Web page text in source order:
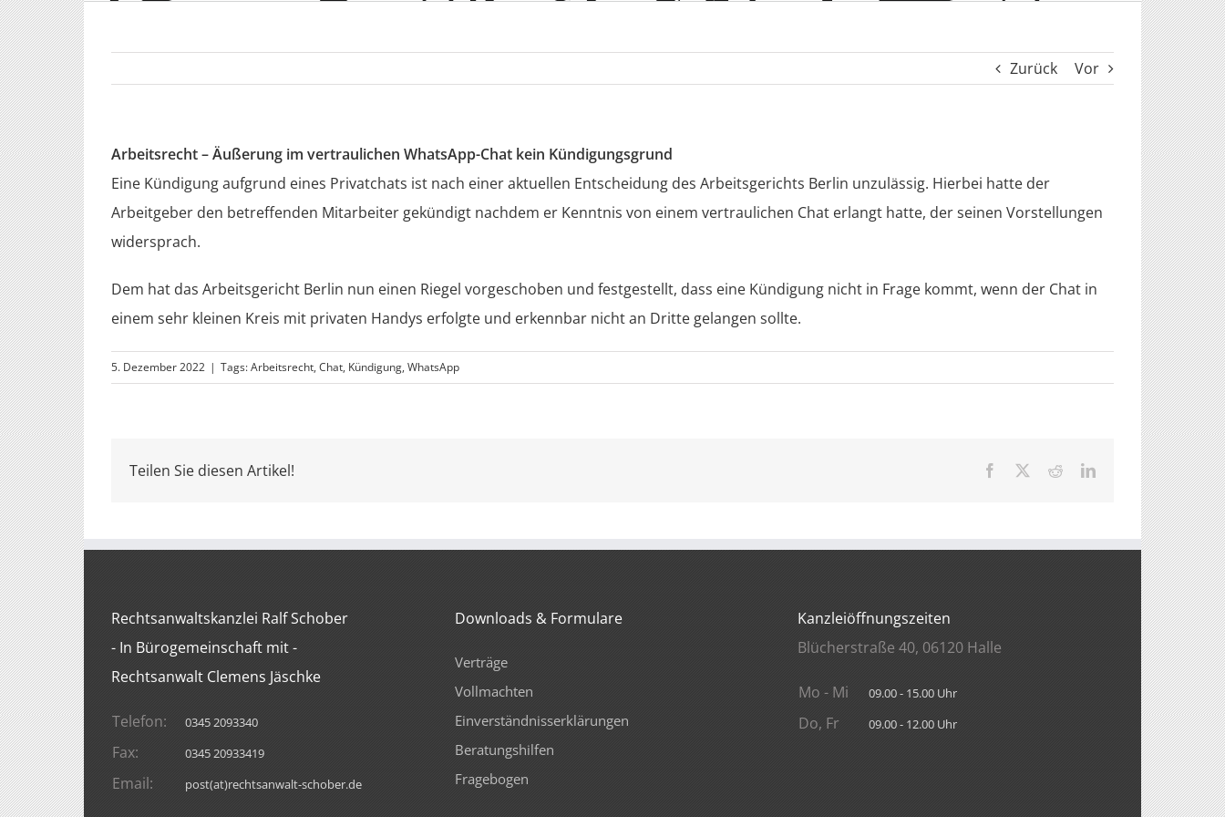
Zurück Vor
Arbeitsrecht – Äußerung im vertraulichen WhatsApp-Chat kein Kündigungsgrund
Eine Kündigung aufgrund eines Privatchats ist nach einer aktuellen Entscheidung des Arbeitsgerichts Berlin unzulässig. Hierbei hatte der
Arbeitgeber den betreffenden Mitarbeiter gekündigt nachdem er Kenntnis von einem vertraulichen Chat erlangt hatte, der seinen Vorstellungen
widersprach.
Dem hat das Arbeitsgericht Berlin nun einen Riegel vorgeschoben und festgestellt, dass eine Kündigung nicht in Frage kommt, wenn der Chat in
einem sehr kleinen Kreis mit privaten Handys erfolgte und erkennbar nicht an Dritte gelangen sollte.
5. Dezember 2022 | Tags:Arbeitsrecht, Chat, Kündigung, WhatsApp
Teilen Sie diesen Artikel! Facebook RedditLinkedIn
Rechtsanwaltskanzlei Ralf Schober
- In Bürogemeinschaft mit -
Rechtsanwalt Clemens Jäschke
Telefon: 0345 2093340
Fax: 0345 20933419
Email: post(at)rechtsanwalt-schober.de
Downloads & Formulare
Verträge
Vollmachten
Einverständnisserklärungen
Beratungshilfen
Fragebogen
Kanzleiöffnungszeiten
Blücherstraße 40, 06120 Halle
Mo - Mi 09.00 - 15.00 Uhr
Do, Fr 09.00 - 12.00 Uhr